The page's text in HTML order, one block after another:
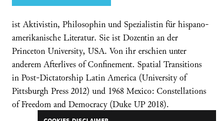
ist Aktivistin, Philosophin und Spezialistin für hispano-
amerikanische Literatur. Sie ist Dozentin an der
Princeton University, USA. Von ihr erschien unter
anderem Afterlives of Confinement. Spatial Transitions
in Post-Dictatorship Latin America (University of
Pittsburgh Press 2012) und 1968 Mexico: Constellations
of Freedom and Democracy (Duke UP 2018).